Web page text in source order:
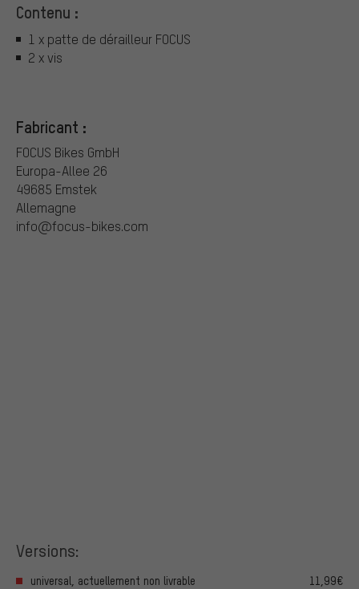
Contenu :
1 x patte de dérailleur FOCUS
2 x vis
Fabricant :
FOCUS Bikes GmbH
Europa-Allee 26
49685 Emstek
Allemagne
info@focus-bikes.com
Versions:
universal, actuellement non livrable 11,99€